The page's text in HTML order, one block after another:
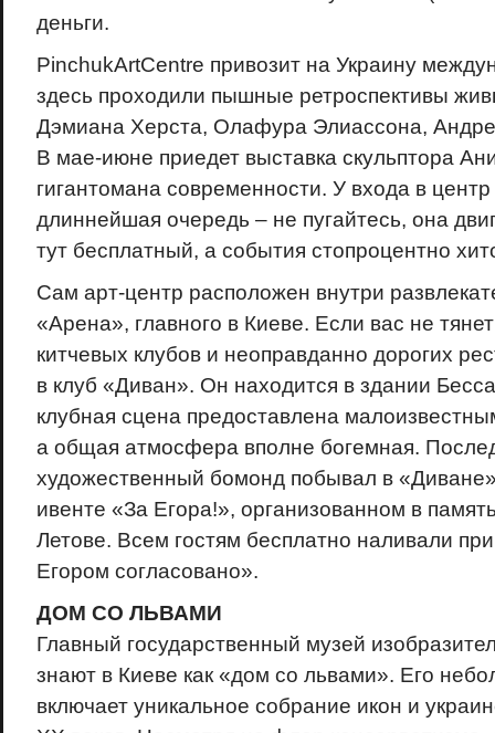
деньги.
PinchukArtCentre привозит на Украину
здесь проходили пышные ретроспективы
Дэмиана Херста, Олафура Элиассона,
В мае-июне приедет выставка скульптора
гигантомана современности. У входа в центр
длиннейшая очередь – не пугайтесь, она
тут бесплатный, а события стопроцентно
Сам арт-центр расположен внутри
«Арена», главного в Киеве. Если вас не
китчевых клубов и неоправданно дорогих
в клуб «Диван». Он находится в здании
клубная сцена предоставлена
а общая атмосфера вполне богемная.
художественный бомонд побывал в
ивенте «За Егора!», организованном в
Летове. Всем гостям бесплатно наливали
Егором согласовано».
ДОМ СО ЛЬВАМИ
Главный государственный музей
знают в Киеве как «дом со львами». Его
включает уникальное собрание икон и